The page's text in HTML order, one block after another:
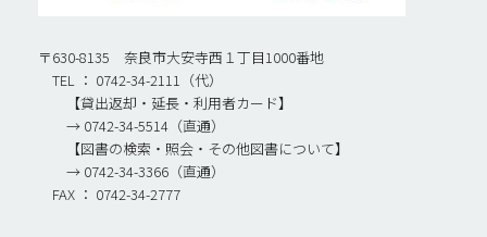
〒630-8135 奈良市大安寺西１丁目1000番地
TEL ： 0742-34-2111（代）
【貸出返却・延長・利用者カード】
→ 0742-34-5514（直通）
【図書の検索・照会・その他図書について】
→ 0742-34-3366（直通）
FAX ： 0742-34-2777